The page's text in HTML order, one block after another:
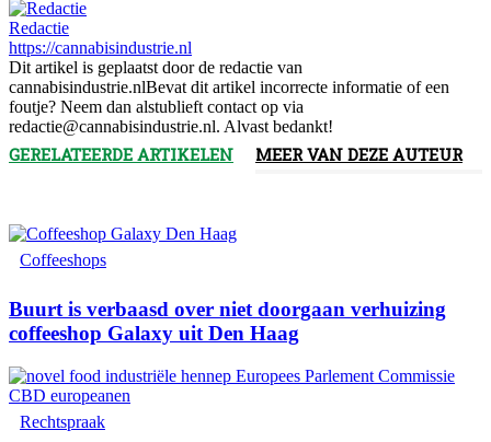
Redactie
https://cannabisindustrie.nl
Dit artikel is geplaatst door de redactie van
cannabisindustrie.nlBevat dit artikel incorrecte informatie of een
foutje? Neem dan alstublieft contact op via
redactie@cannabisindustrie.nl. Alvast bedankt!
GERELATEERDE ARTIKELEN MEER VAN DEZE AUTEUR
Coffeeshops
Buurt is verbaasd over niet doorgaan verhuizing
coffeeshop Galaxy uit Den Haag
Rechtspraak